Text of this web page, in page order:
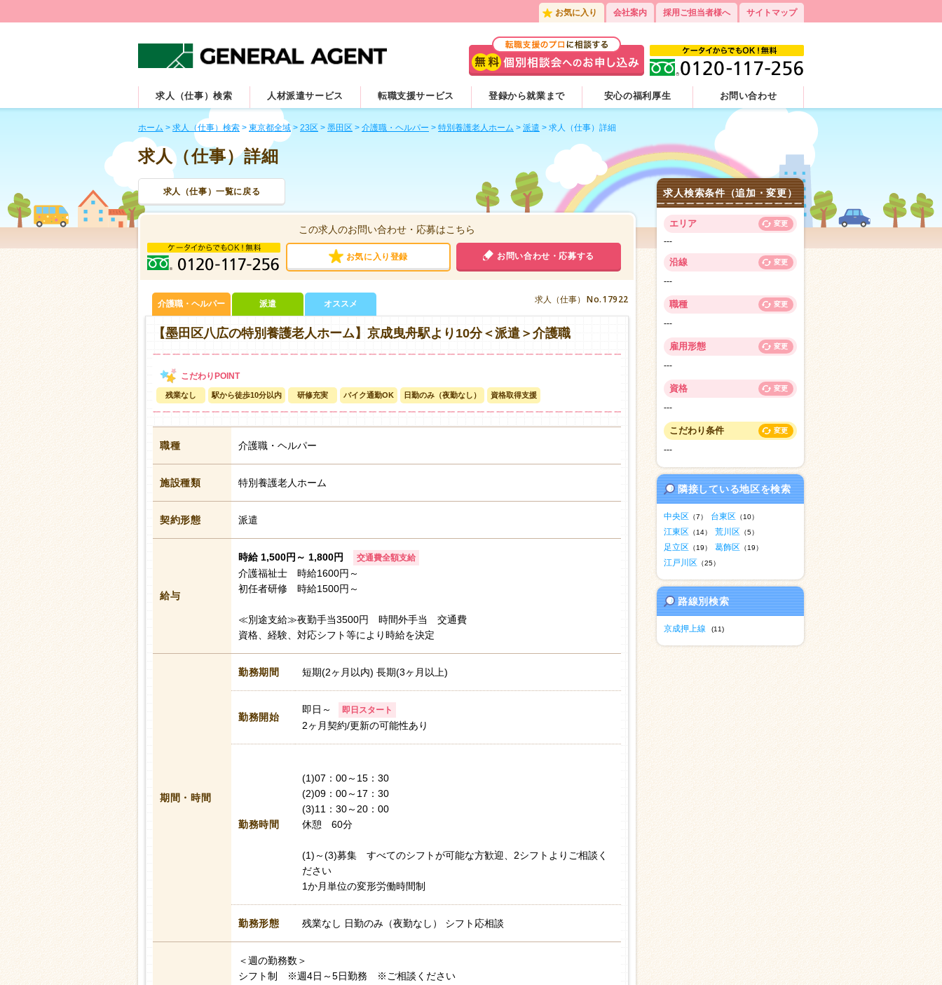
お気に入り 会社案内 採用ご担当者様へ サイトマップ
求人（仕事）検索 人材派遣サービス 転職支援サービス 登録から就業まで 安心の福利厚生 お問い合わせ
ホーム > 求人（仕事）検索 > 東京都全域> 23区 > 墨田区 > 介護職・ヘルパー > 特別養護老人ホーム > 派遣 > 求人（仕事）詳細
求人（仕事）詳細
求人（仕事）一覧に戻る
この求人のお問い合わせ・応募はこちら
お気に入り登録 お問い合わせ・応募する
求人（仕事） No.17922
介護職・ヘルパー 派遣 オススメ
【墨田区八広の特別養護老人ホーム】京成曳舟駅より10分＜派遣＞介護職
残業なし 駅から徒歩10分以内 研修充実 バイク通勤OK 日勤のみ（夜勤なし） 資格取得支援
職種 介護職・ヘルパー
施設種類 特別養護老人ホーム
契約形態 派遣
給与
時給 1,500円～ 1,800円 交通費全額支給
介護福祉士 時給1600円～
初任者研修 時給1500円～
≪別途支給≫夜勤手当3500円 時間外手当 交通費
資格、経験、対応シフト等により時給を決定
期間・時間
勤務期間 短期(2ヶ月以内) 長期(3ヶ月以上)
勤務開始
即日～ 即日スタート
2ヶ月契約/更新の可能性あり
勤務時間
(1)07：00～15：30
(2)09：00～17：30
(3)11：30～20：00
休憩 60分
(1)～(3)募集 すべてのシフトが可能な方歓迎、2シフトよりご相談く
ださい
1か月単位の変形労働時間制
勤務形態 残業なし 日勤のみ（夜勤なし） シフト応相談
＜週の勤務数＞
シフト制 ※週4日～5日勤務 ※ご相談ください
求人検索条件（追加・変更）
エリア 変更
---
沿線 変更
---
職種 変更
---
雇用形態 変更
---
資格 変更
---
こだわり条件 変更
---
隣接している地区を検索
中央区 （7） 台東区 （10）
江東区 （14） 荒川区 （5）
足立区 （19） 葛飾区 （19）
江戸川区 （25）
路線別検索
京成押上線 (11)